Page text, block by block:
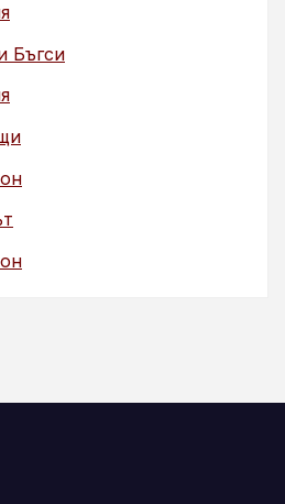
Бъгси